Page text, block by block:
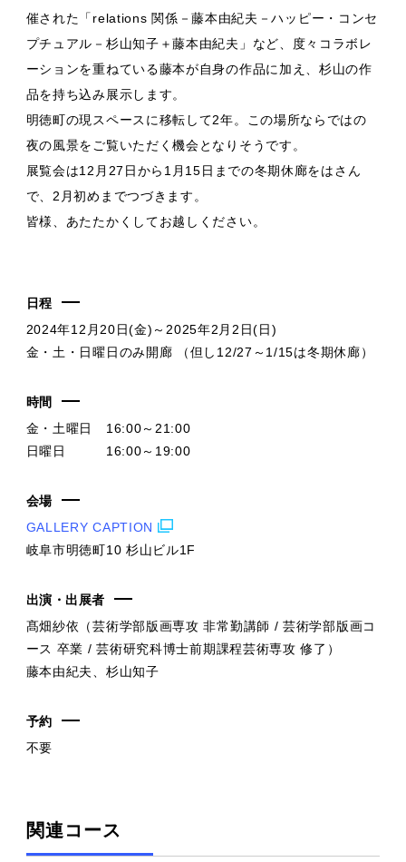
催された「relations 関係－藤本由紀夫－ハッピー・コンセ
プチュアル－杉山知子＋藤本由紀夫」など、度々コラボレ
ーションを重ねている藤本が自身の作品に加え、杉山の作
品を持ち込み展示します。
明徳町の現スペースに移転して2年。この場所ならではの
夜の風景をご覧いただく機会となりそうです。
展覧会は12月27日から1月15日までの冬期休廊をはさん
で、2月初めまでつづきます。
皆様、あたたかくしてお越しください。
日程
2024年12月20日(金)～2025年2月2日(日)
金・土・日曜日のみ開廊 （但し12/27～1/15は冬期休廊）
時間
金・土曜日 16:00～21:00
日曜日 16:00～19:00
会場
GALLERY CAPTION
岐阜市明徳町10 杉山ビル1F
出演・出展者
髙畑紗依（芸術学部版画専攻 非常勤講師 / 芸術学部版画コ
ース 卒業 / 芸術研究科博士前期課程芸術専攻 修了）
藤本由紀夫、杉山知子
予約
不要
関連コース